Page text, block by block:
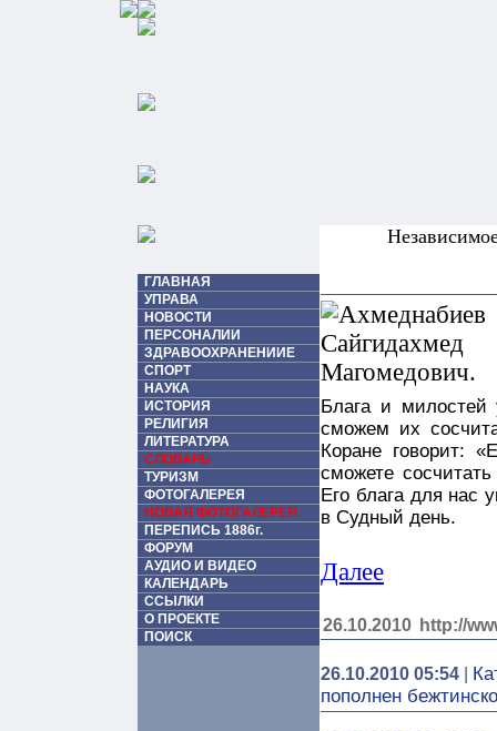
ГЛАВНАЯ
УПРАВА
НОВОСТИ
ПЕРСОНАЛИИ
ЗДРАВООХРАНЕНИИЕ
СПОРТ
НАУКА
ИСТОРИЯ
РЕЛИГИЯ
ЛИТЕРАТУРА
СЛОВАРЬ
ТУРИЗМ
ФОТОГАЛЕРЕЯ
НОВАЯ ФОТОГАЛЕРЕЯ
ПЕРЕПИСЬ 1886г.
ФОРУМ
АУДИО И ВИДЕО
КАЛЕНДАРЬ
ССЫЛКИ
О ПРОЕКТЕ
ПОИСК
Блага и
сможем их
Коране говорит:
сможете
Его блага для нас
в Судный день.
Далее
26.10.2010 http://
26.10.2010 05:54
пополнен